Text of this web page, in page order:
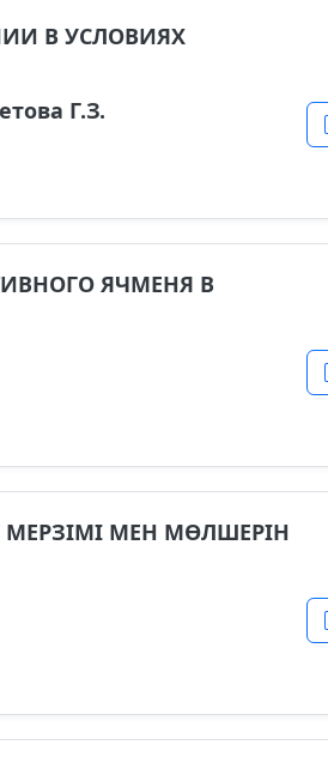
В УСЛОВИЯХ
Г.З.
ЯЧМЕНЯ В
МЕН МӨЛШЕРІН